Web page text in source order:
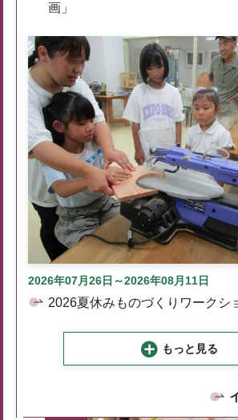
画」
2026年07月26日～2026年08月11日
2026夏休みものづくりワークシ
もっと見る